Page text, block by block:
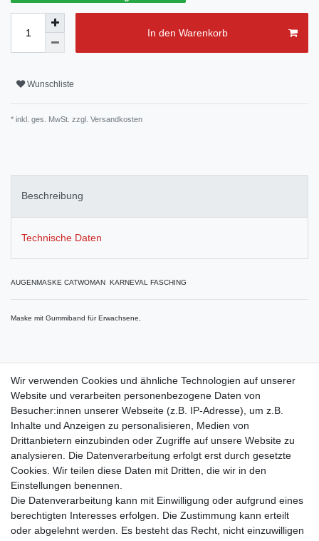
In den Warenkorb
Wunschliste
* inkl. ges. MwSt. zzgl. Versandkosten
Beschreibung
Technische Daten
AUGENMASKE CATWOMAN KARNEVAL FASCHING
Maske mit Gummiband für Erwachsene,
100% Polyester
Shop
Zahlungs- und Versandbedingungen
Warenkorb
Kasse
Mein Konto
Wir verwenden Cookies und ähnliche Technologien auf unserer
Website und verarbeiten personenbezogene Daten von
Besucher:innen unserer Webseite (z.B. IP-Adresse), um z.B.
Inhalte und Anzeigen zu personalisieren, Medien von
Drittanbietern einzubinden oder Zugriffe auf unsere Website zu
analysieren. Die Datenverarbeitung erfolgt erst durch gesetzte
Cookies. Wir teilen diese Daten mit Dritten, die wir in den
Einstellungen benennen.
Die Datenverarbeitung kann mit Einwilligung oder aufgrund eines
berechtigten Interesses erfolgen. Die Zustimmung kann erteilt
oder abgelehnt werden. Es besteht das Recht, nicht einzuwilligen